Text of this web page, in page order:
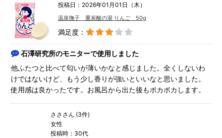
投稿日：2026年01月01日（木）
温泉撫子 重炭酸の湯 りんご 50g
満足度：
石澤研究所のモニターで使用しました
他ふたつと比べて匂いが薄いかなと感じました。全くしないわ
けではないけど、もう少し香りが強いといいなと思いました。
使用感は良かったです。お風呂から出た後もポカポカします。
さささん (3件)
女性
投稿時：30代